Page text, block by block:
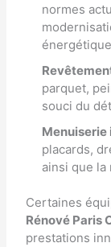
normes
parquet,
souci du
placards,
ainsi que
Certaines
Rénové Paris
prestations